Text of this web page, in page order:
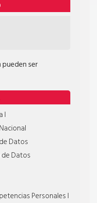
pueden ser
I
Datos
Datos
Personales I